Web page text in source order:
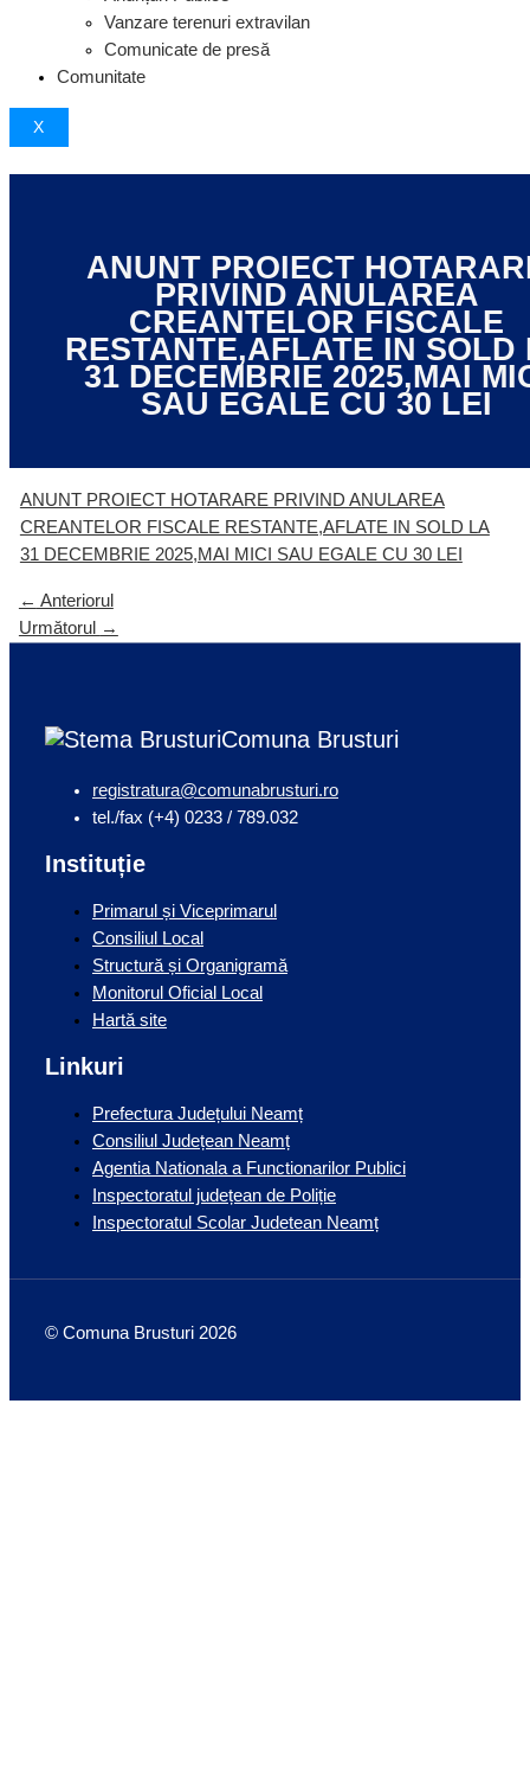
Vanzare terenuri extravilan
Comunicate de presă
Comunitate
X
ANUNT PROIECT
PRIVIND ANULAREA
CREANTELOR FISCALE
RESTANTE,AFLATE IN SOLD
31 DECEMBRIE 2025,MAI
SAU EGALE CU 30 LEI
ANUNT PROIECT HOTARARE PRIVIND ANULAREA
CREANTELOR FISCALE RESTANTE,AFLATE IN SOLD LA
31 DECEMBRIE 2025,MAI MICI SAU EGALE CU 30 LEI
← Anteriorul
Următorul →
Comuna Brusturi
registratura@comunabrusturi.ro
tel./fax (+4) 0233 / 789.032
Instituție
Primarul și Viceprimarul
Consiliul Local
Structură și Organigramă
Monitorul Oficial Local
Hartă site
Linkuri
Prefectura Județului Neamț
Consiliul Județean Neamț
Agentia Nationala a Functionarilor Publici
Inspectoratul județean de Poliție
Inspectoratul Scolar Judetean Neamț
© Comuna Brusturi 2026